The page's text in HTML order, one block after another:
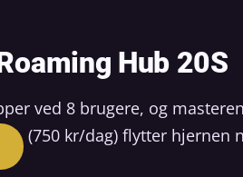
Hub 20S
ved 8 brugere, og
(750 kr/dag) flytter hjernen